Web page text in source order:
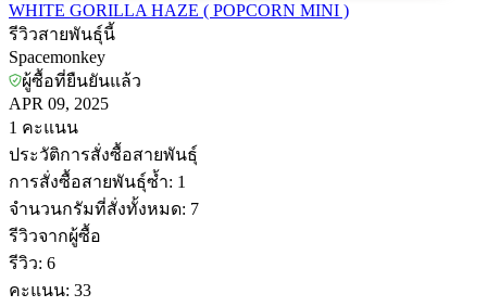
WHITE GORILLA HAZE ( POPCORN MINI )
รีวิวสายพันธุ์นี้
Spacemonkey
ผู้ซื้อที่ยืนยันแล้ว
APR 09, 2025
1 คะแนน
ประวัติการสั่งซื้อสายพันธุ์
การสั่งซื้อสายพันธุ์ซ้ำ: 1
จำนวนกรัมที่สั่งทั้งหมด: 7
รีวิวจากผู้ซื้อ
รีวิว: 6
คะแนน: 33